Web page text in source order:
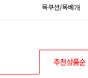
목쿠션/목베개
추천상품순